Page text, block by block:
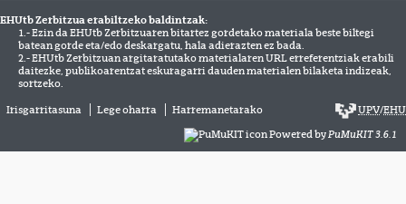
Alejandro Martínez Sobrino, UPV/EHU
2025(e)ko mai. 30(a)
Morrismanía: o los Prerrafaelitas en la era del simulacro
Miriam Borham-Puyal, USAL
2025(e)ko mai. 30(a)
EHUtb Zerbitzua erabiltzeko baldintzak:
1.- Ezin da EHUtb Zerbitzuaren bitartez gordetako materiala beste biltegi
batean gorde eta/edo deskargatu, hala adierazten ez bada.
2.- EHUtb Zerbitzuan argitaratutako materialaren URL erreferentziak erabili
daitezke, publikoarentzat eskuragarri dauden materialen bilaketa indizeak,
sortzeko.
Irisgarritasuna Lege oharra Harremanetarako UPV/EHU
Powered byPuMuKIT 3.6.1